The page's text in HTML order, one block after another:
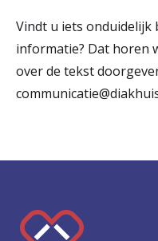
Vindt u iets onduidelijk
informatie? Dat horen
over de tekst
K